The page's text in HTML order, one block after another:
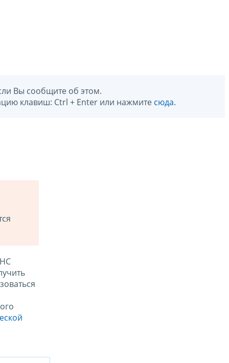
Вы сообщите об этом.
клавиш: Ctrl + Enter или нажмите сюда.